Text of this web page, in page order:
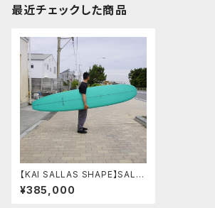
最近チェックした商品
【KAI SALLAS SHAPE】SALL
AS SURFBOARDS WAIKIKI
9'2" ワイキキ カイサラス シェ
¥385,000